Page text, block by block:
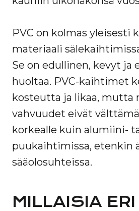
PVC on kolmas yleisesti
materiaali
Se on edullinen, kevyt ja
huoltaa. PVC-kaihtimet
kosteutta ja likaa, mutta
vahvuudet eivät
korkealle kuin alumiini-
puukaihtimissa, etenkin
sääolosuhteissa.
MILLAISIA ERI